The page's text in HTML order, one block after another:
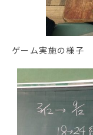
ゲーム実施の様子